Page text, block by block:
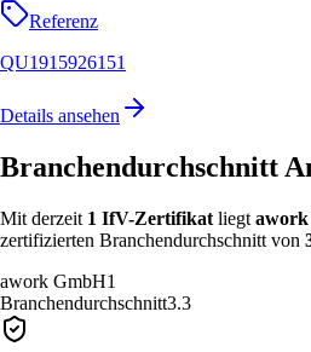
Referenz
QU1915926151
Details ansehen
Branchendurchschnitt
Mit derzeit 1 IfV-Zertifikat liegt
zertifizierten Branchendurchschnitt von
awork GmbH1
Branchendurchschnitt3.3